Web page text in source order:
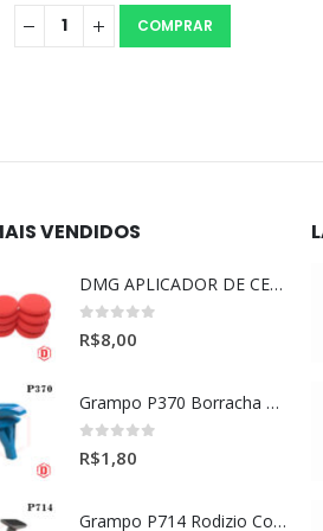
COMPRAR
0out of 5
8,00
0out of 5
1,80